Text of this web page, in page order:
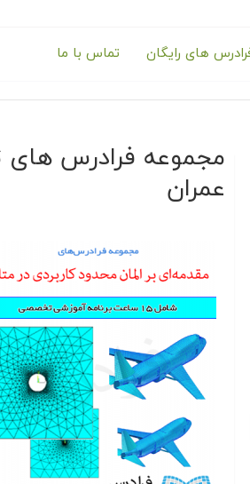
های رایگان تماس با ما
مجموعه فرادرس های
عمران